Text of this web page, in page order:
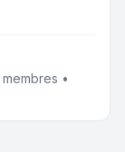
membres •